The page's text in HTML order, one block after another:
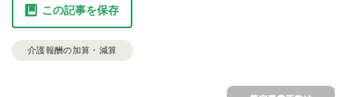
この記事を保存
介護報酬の加算・減算